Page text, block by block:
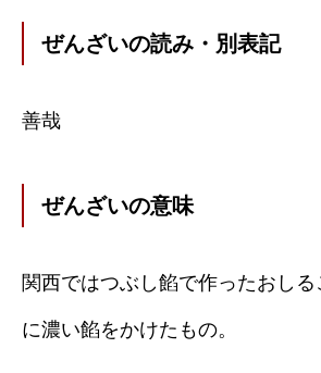
ぜんざいの読み・別表記
善哉
ぜんざいの意味
関西ではつぶし餡で作ったおし
に濃い餡をかけたもの。